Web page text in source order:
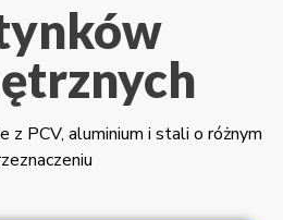
PCV, aluminium i stali o różnym